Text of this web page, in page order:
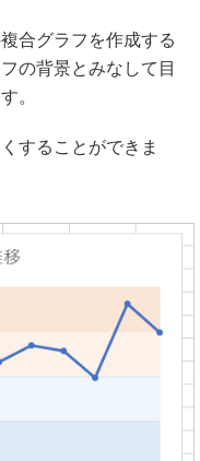
合グラフを作成する
の背景とみなして目
。
することができま